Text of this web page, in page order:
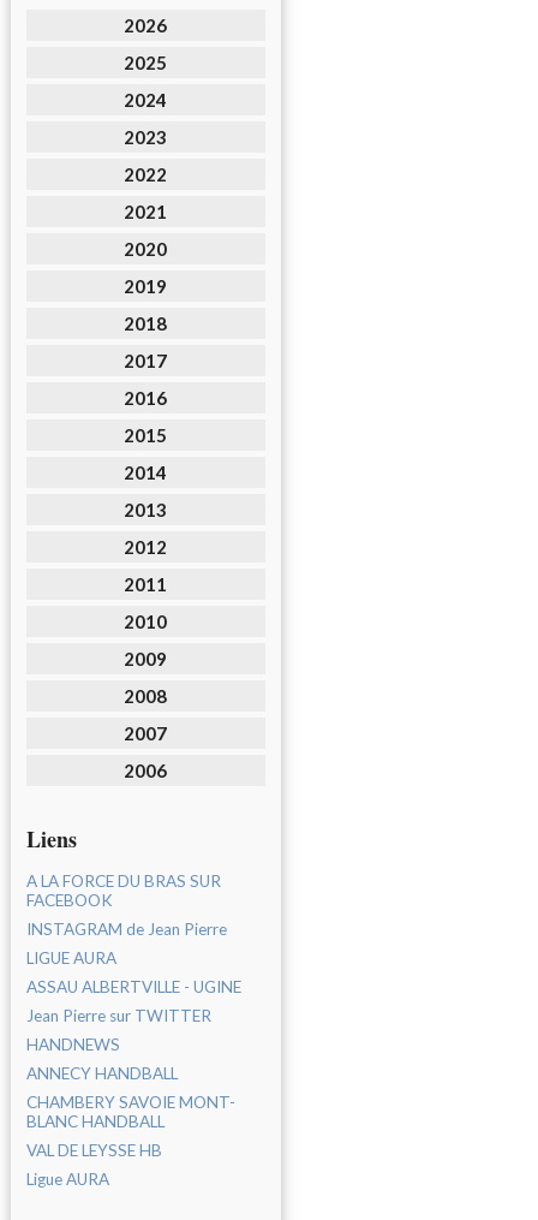
2026
2025
2024
2023
2022
2021
2020
2019
2018
2017
2016
2015
2014
2013
2012
2011
2010
2009
2008
2007
2006
Liens
A LA FORCE DU BRAS SUR
FACEBOOK
INSTAGRAM de Jean Pierre
LIGUE AURA
ASSAU ALBERTVILLE - UGINE
Jean Pierre sur TWITTER
HANDNEWS
ANNECY HANDBALL
CHAMBERY SAVOIE MONT-
BLANC HANDBALL
VAL DE LEYSSE HB
Ligue AURA